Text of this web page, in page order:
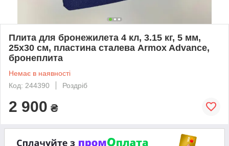
Плита для бронежилета 4 кл, 3.15 кг, 5 мм,
25x30 см, пластина сталева Armox Advance,
бронеплита
Немає в наявності
Код: 244390
Роздріб
2 900 ₴